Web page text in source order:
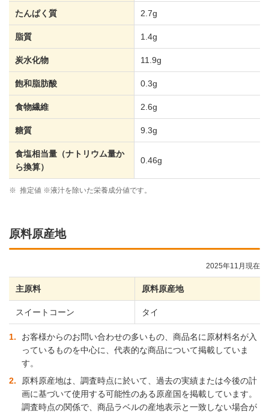
たんぱく質 2.7g
脂質 1.4g
炭水化物 11.9g
飽和脂肪酸 0.3g
食物繊維 2.6g
糖質 9.3g
食塩相当量（ナトリウム量か
ら換算）
0.46g
※ 推定値 ※液汁を除いた栄養成分値です。
原料原産地
2025年11月現在
主原料 原料原産地
スイートコーン タイ
1
お客様からのお問い合わせの多いもの、商品名に原材料名が入
っているものを中心に、代表的な商品について掲載していま
す。
2
原料原産地は、調査時点に於いて、過去の実績または今後の計
画に基づいて使用する可能性のある原産国を掲載しています。
調査時点の関係で、商品ラベルの産地表示と一致しない場合が